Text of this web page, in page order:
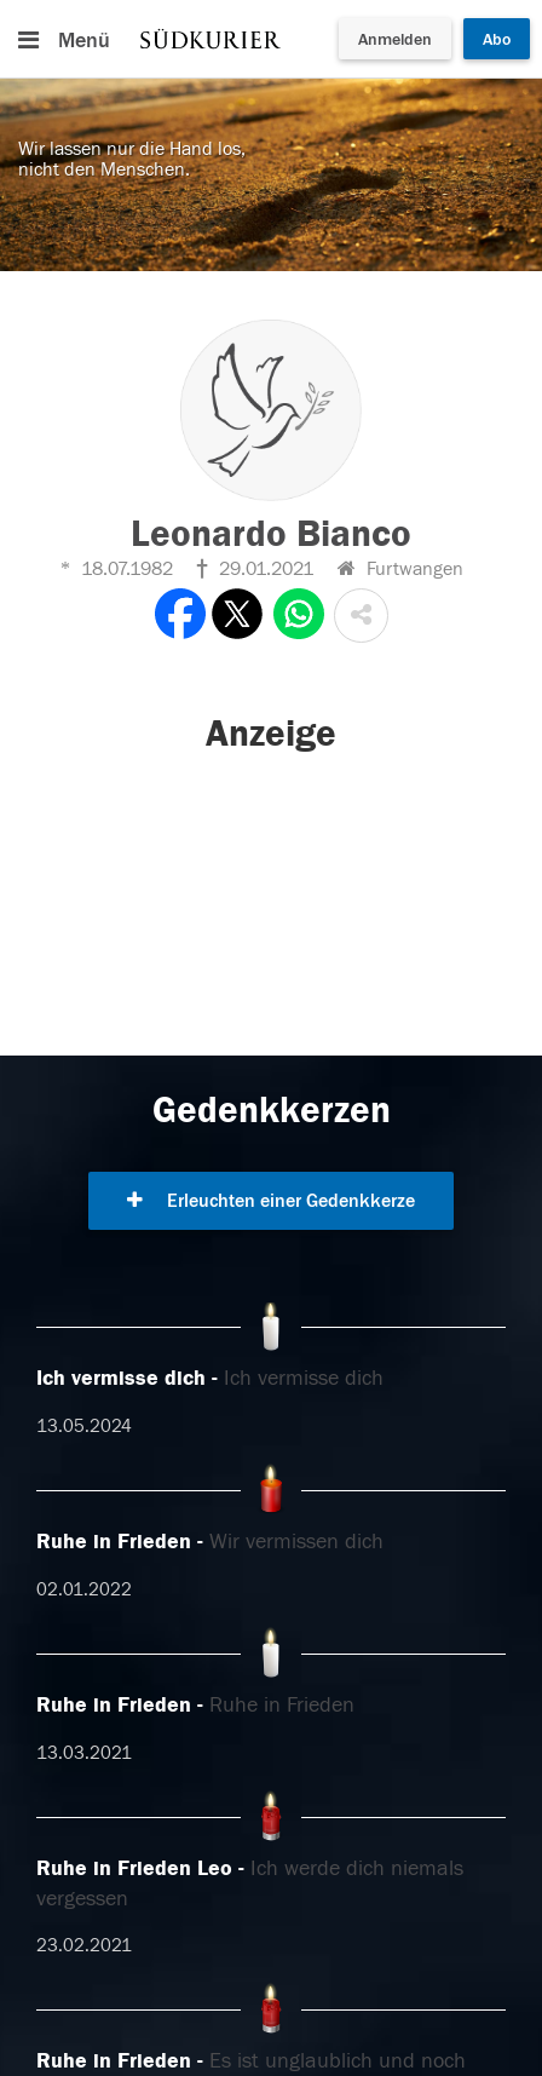
Menü Anmelden Abo
Wir lassen nur die Hand los,
nicht den Menschen.
Leonardo Bianco
18.07.1982 29.01.2021 Furtwangen
Anzeige
Gedenkkerzen
Erleuchten einer Gedenkkerze
Ich vermisse dich Ich vermisse dich
13.05.2024
Ruhe in Frieden Wir vermissen dich
02.01.2022
Ruhe in Frieden Ruhe in Frieden
13.03.2021
Ruhe in Frieden Leo
Ich werde dich niemals
vergessen
23.02.2021
Ruhe in Frieden
Es ist unglaublich und noch